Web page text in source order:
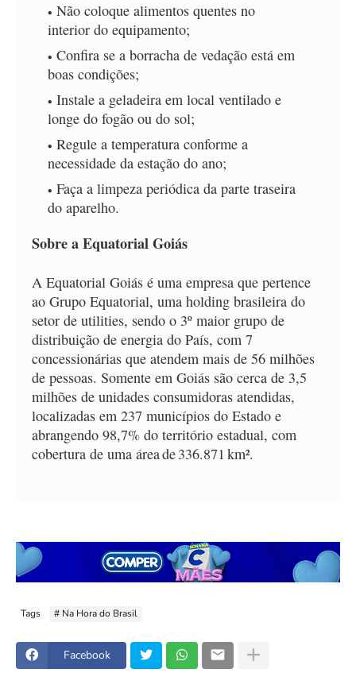
Não coloque alimentos quentes no
interior do equipamento;
Confira se a borracha de vedação está em
boas condições;
Instale a geladeira em local ventilado e
longe do fogão ou do sol;
Regule a temperatura conforme a
necessidade da estação do ano;
Faça a limpeza periódica da parte traseira
do aparelho.
Sobre a Equatorial Goiás
A Equatorial Goiás é uma empresa que pertence
ao Grupo Equatorial, uma holding brasileira do
setor de utilities, sendo o 3º maior grupo de
distribuição de energia do País, com 7
concessionárias que atendem mais de 56 milhões
de pessoas. Somente em Goiás são cerca de 3,5
milhões de unidades consumidoras atendidas,
localizadas em 237 municípios do Estado e
abrangendo 98,7% do território estadual, com
cobertura de uma área de 336.871 km².
Tags # Na Hora do Brasil
Facebook